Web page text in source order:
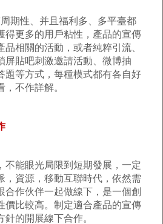
期性、并且福利多、多平臺都
得更多的用戶粘性，產品的宣傳
品相關的活動，或者純粹引流、
屏貼吧刺激邀請活動、微博抽
題等方式，每種模式都有各自好
不作詳解。
不能眼光局限到短期發展，一定
，資源，移動互聯時代，依然需
合作伙伴一起做線下，是一個創
價比較高。制定適合產品的宣傳
的開展線下合作。